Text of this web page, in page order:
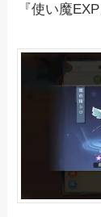
『使い魔